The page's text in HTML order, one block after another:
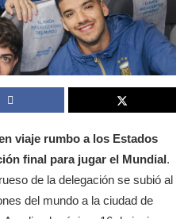
viaje rumbo a los Estados
final para jugar el Mundial.
de la delegación se subió al
del mundo a la ciudad de